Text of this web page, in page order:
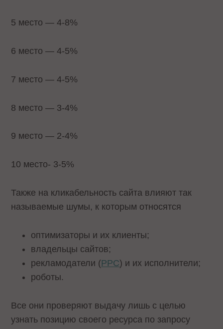
5 место — 4-8%
6 место — 4-5%
7 место — 4-5%
8 место — 3-4%
9 место — 2-4%
10 место- 3-5%
Также на кликабельность сайта влияют так
называемые шумы, к которым относятся
оптимизаторы и их клиенты;
владельцы сайтов;
рекламодатели (PPC) и их исполнители;
роботы.
Все они проверяют выдачу лишь с целью
узнать позицию своего ресурса по запросу